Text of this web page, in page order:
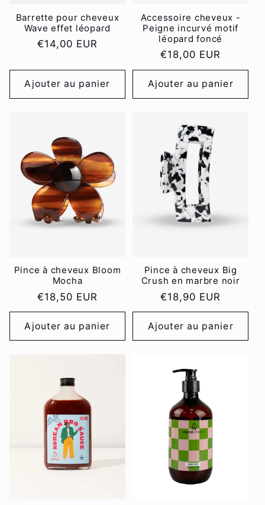
Barrette pour cheveux
Wave effet léopard
Prix
€14,00 EUR
Ajouter au panier
Accessoire cheveux -
Peigne incurvé motif
léopard foncé
Prix
habituel
€18,00 EUR
Ajouter au panier
Pince à cheveux Bloom
Mocha
Prix
habituel
€18,50 EUR
Ajouter au panier
Pince à cheveux Big
Crush en marbre noir
Prix
habituel
€18,90 EUR
Ajouter au panier